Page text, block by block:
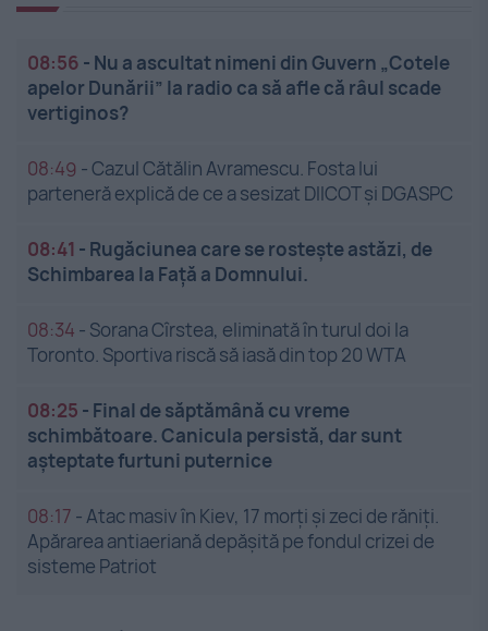
08:56 - Nu a ascultat nimeni din Guvern „Cotele
apelor Dunării” la radio ca să afle că râul scade
vertiginos?
08:49 -Cazul Cătălin Avramescu. Fosta lui
parteneră explică de ce a sesizat DIICOT și DGASPC
08:41 - Rugăciunea care se rostește astăzi, de
Schimbarea la Față a Domnului.
08:34 - Sorana Cîrstea, eliminată în turul doi la
Toronto. Sportiva riscă să iasă din top 20 WTA
08:25 - Final de săptămână cu vreme
schimbătoare. Canicula persistă, dar sunt
așteptate furtuni puternice
08:17 -Atac masiv în Kiev, 17 morți și zeci de răniți.
Apărarea antiaeriană depășită pe fondul crizei de
sisteme Patriot